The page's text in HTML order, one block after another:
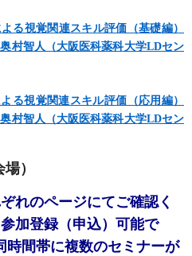
視覚関連スキル評価（基礎編）
村智人（大阪医科薬科大学LDセン
視覚関連スキル評価（応用編）
村智人（大阪医科薬科大学LDセン
）
れのページにてご確認く
加登録（申込）可能で
時間帯に複数のセミナーが